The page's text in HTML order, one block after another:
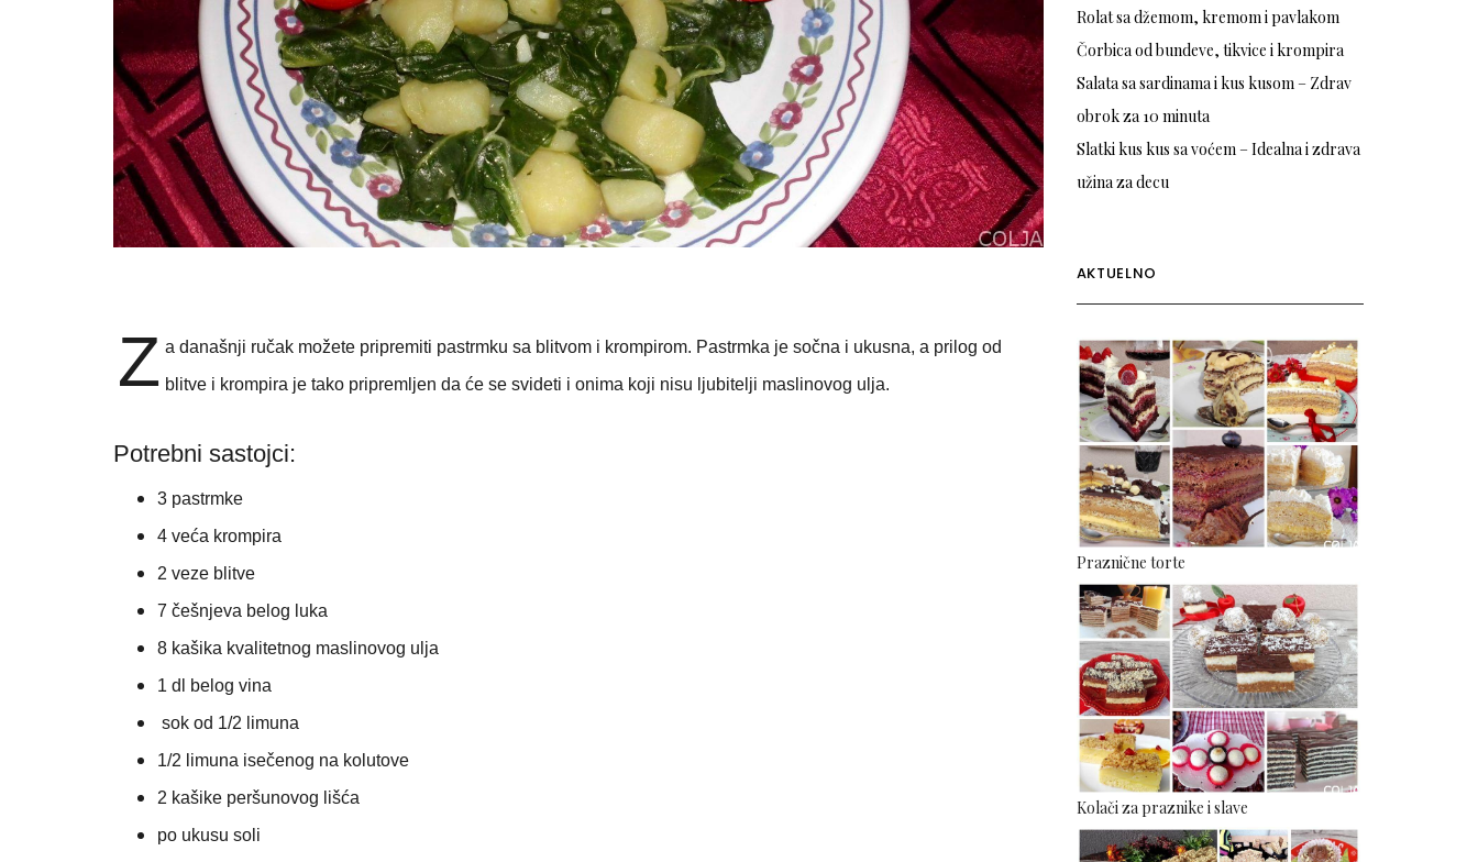
Z a današnji ručak možete pripremiti pastrmku sa blitvom i krompirom. Pastrmka je sočna i ukusna, a prilog od
blitve i krompira je tako pripremljen da će se svideti i onima koji nisu ljubitelji maslinovog ulja.
Potrebni sastojci:
3 pastrmke
4 veća krompira
2 veze blitve
7 češnjeva belog luka
8 kašika kvalitetnog maslinovog ulja
1 dl belog vina
sok od 1/2 limuna
1/2 limuna isečenog na kolutove
2 kašike peršunovog lišća
po ukusu soli
Rolat sa džemom, kremom i pavlakom
Čorbica od bundeve, tikvice i krompira
Salata sa sardinama i kus kusom – Zdrav
obrok za 10 minuta
Slatki kus kus sa voćem – Idealna i zdrava
užina za decu
AKTUELNO
Praznične torte
Kolači za praznike i slave